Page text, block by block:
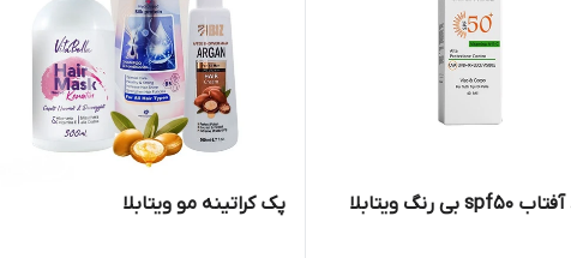
کرم ضد آفتاب spf۵۰ بی رنگ ویتابلا
پک کراتینه مو ویتابلا